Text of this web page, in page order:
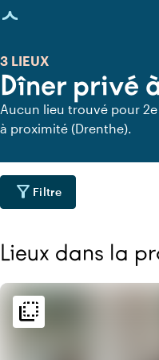
chargée
Dîner privé
3 LIEUX
Aucun lieu trouvé pour
à proximité (Drenthe).
filter_alt Filtre
Lieux dans la
flip_to_back
flip_to_back